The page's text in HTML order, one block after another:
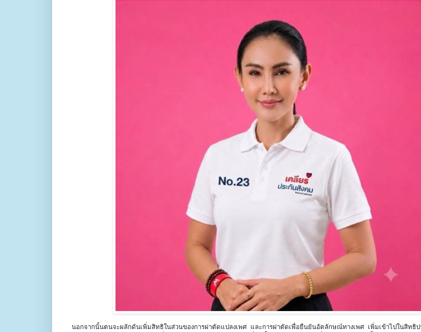
นอกจากนั้นตนจะผลักดันเพิ่มสิทธิในส่วนของการผ่าตัดแปลงเพศ และการผ่าตัดเพื่อยืนยันอัตลักษณ์ทางเพศ เพิ่มเข้าไปในสิทธิ